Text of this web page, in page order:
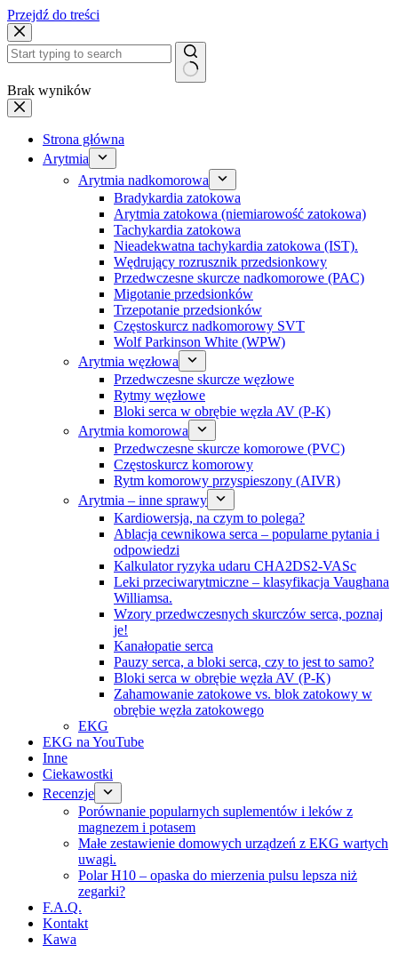
Przejdź do treści
Brak wyników
Strona główna
Arytmia
Arytmia nadkomorowa
Bradykardia zatokowa
Arytmia zatokowa (niemiarowość zatokowa)
Tachykardia zatokowa
Nieadekwatna tachykardia zatokowa (IST).
Wędrujący rozrusznik przedsionkowy
Przedwczesne skurcze nadkomorowe (PAC)
Migotanie przedsionków
Trzepotanie przedsionków
Częstoskurcz nadkomorowy SVT
Wolf Parkinson White (WPW)
Arytmia węzłowa
Przedwczesne skurcze węzłowe
Rytmy węzłowe
Bloki serca w obrębie węzła AV (P-K)
Arytmia komorowa
Przedwczesne skurcze komorowe (PVC)
Częstoskurcz komorowy
Rytm komorowy przyspieszony (AIVR)
Arytmia – inne sprawy
Kardiowersja, na czym to polega?
Ablacja cewnikowa serca – popularne pytania i
odpowiedzi
Kalkulator ryzyka udaru CHA2DS2-VASc
Leki przeciwarytmiczne – klasyfikacja Vaughana
Williamsa.
Wzory przedwczesnych skurczów serca, poznaj
je!
Kanałopatie serca
Pauzy serca, a bloki serca, czy to jest to samo?
Bloki serca w obrębie węzła AV (P-K)
Zahamowanie zatokowe vs. blok zatokowy w
obrębie węzła zatokowego
EKG
EKG na YouTube
Inne
Ciekawostki
Recenzje
Porównanie popularnych suplementów i leków z
magnezem i potasem
Małe zestawienie domowych urządzeń z EKG wartych
uwagi.
Polar H10 – opaska do mierzenia pulsu lepsza niż
zegarki?
F.A.Q.
Kontakt
Kawa